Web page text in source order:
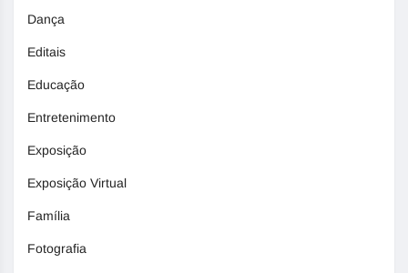
Dança
Editais
Educação
Entretenimento
Exposição
Exposição Virtual
Família
Fotografia